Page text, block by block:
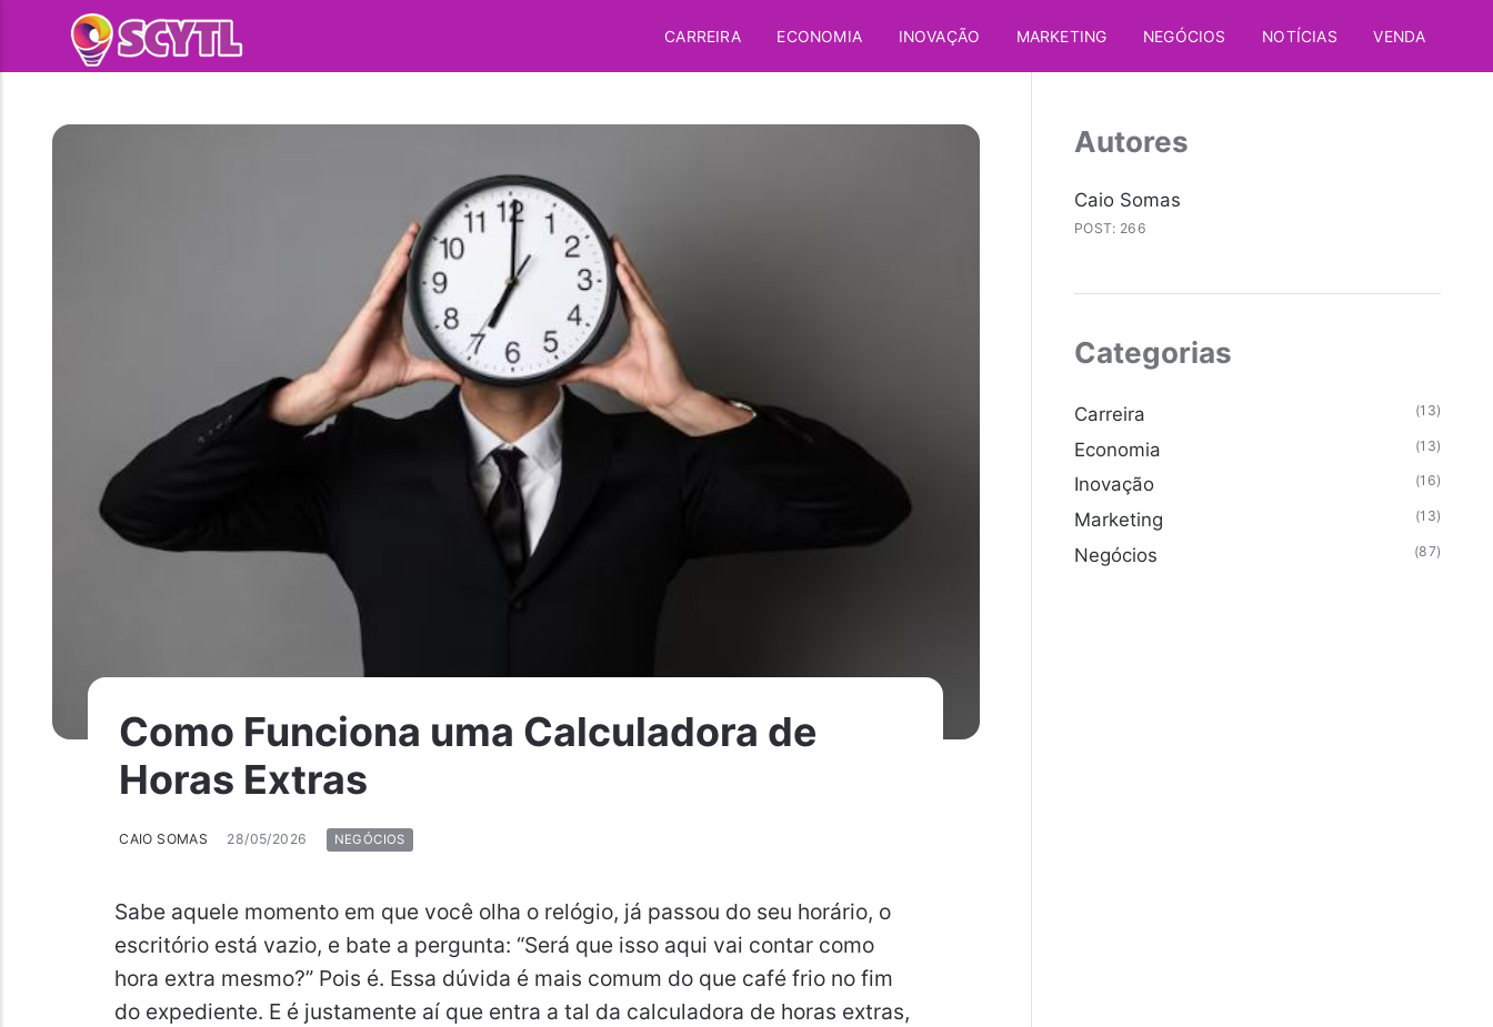
CARREIRA ECONOMIA INOVAÇÃO MARKETING NEGÓCIOS NOTÍCIAS VENDA
Como Funciona uma Calculadora de
Horas Extras
CAIO SOMAS 28/05/2026 NEGÓCIOS
Sabe aquele momento em que você olha o relógio, já passou do seu horário, o
escritório está vazio, e bate a pergunta: “Será que isso aqui vai contar como
hora extra mesmo?” Pois é. Essa dúvida é mais comum do que café frio no fim
do expediente. E é justamente aí que entra a tal da calculadora de horas extras,
Autores
Caio Somas
POST: 266
Categorias
Carreira (13)
Economia (13)
Inovação (16)
Marketing (13)
Negócios (87)